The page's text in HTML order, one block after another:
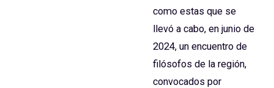
como estas que se
llevó a cabo, en junio de
2024, un encuentro de
filósofos de la región,
convocados por